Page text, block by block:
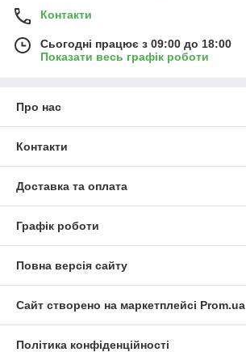
Контакти
Сьогодні працює з 09:00 до 18:00
Показати весь графік роботи
Про нас
Контакти
Доставка та оплата
Графік роботи
Повна версія сайту
Сайт створено на маркетплейсі Prom.ua
Політика конфіденційності